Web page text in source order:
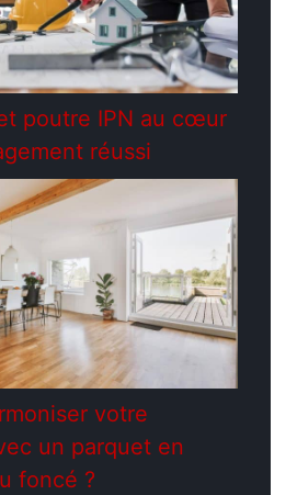
poutre IPN au cœur
réussi
votre
un parquet en
foncé ?